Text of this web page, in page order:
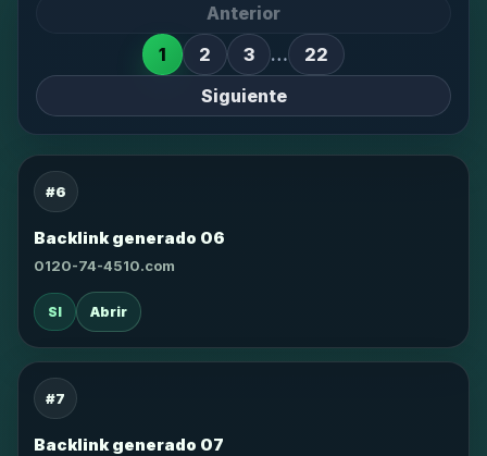
Anterior
1
2 3 …
22
Siguiente
#6
Backlink generado 06
0120-74-4510.com
SI Abrir
#7
Backlink generado 07